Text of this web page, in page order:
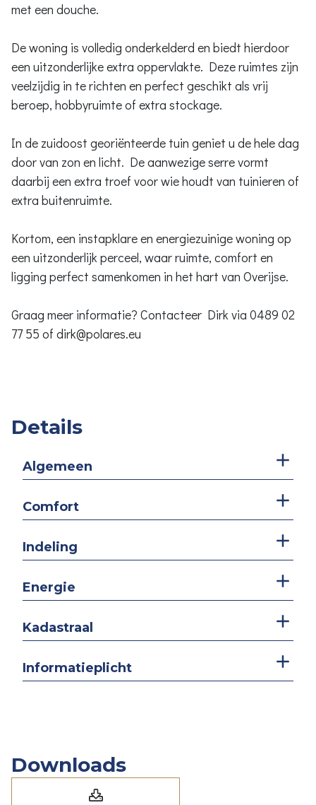
met een douche.
De woning is volledig onderkelderd en biedt hierdoor
een uitzonderlijke extra oppervlakte. Deze ruimtes zijn
veelzijdig in te richten en perfect geschikt als vrij
beroep, hobbyruimte of extra stockage.
In de zuidoost georiënteerde tuin geniet u de hele dag
door van zon en licht. De aanwezige serre vormt
daarbij een extra troef voor wie houdt van tuinieren of
extra buitenruimte.
Kortom, een instapklare en energiezuinige woning op
een uitzonderlijk perceel, waar ruimte, comfort en
ligging perfect samenkomen in het hart van Overijse.
Graag meer informatie? Contacteer Dirk via 0489 02
77 55 of dirk@polares.eu
Details
Algemeen
Comfort
Indeling
Energie
Kadastraal
Informatieplicht
Downloads